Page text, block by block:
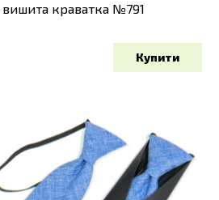
вишита краватка №791